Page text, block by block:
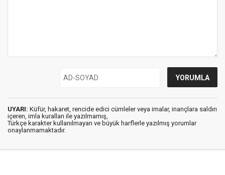
UYARI: Küfür, hakaret, rencide edici cümleler veya imalar, inançlara saldırı
içeren, imla kuralları ile yazılmamış,
Türkçe karakter kullanılmayan ve büyük harflerle yazılmış yorumlar
onaylanmamaktadır.